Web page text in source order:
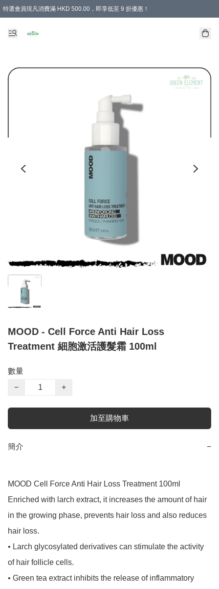
特選會員現凡消費滿 HKD 500.00，即享低至 9 折優惠！
MOOD - Cell Force Anti Hair Loss
Treatment 細胞激活護髮霜 100ml
數量
−
+
加至購物車
簡介 −
MOOD Cell Force Anti Hair Loss Treatment 100ml
Enriched with larch extract, it increases the amount of hair
in the growing phase, prevents hair loss and also reduces
hair loss.
• Larch glycosylated derivatives can stimulate the activity
of hair follicle cells.
• Green tea extract inhibits the release of inflammatory